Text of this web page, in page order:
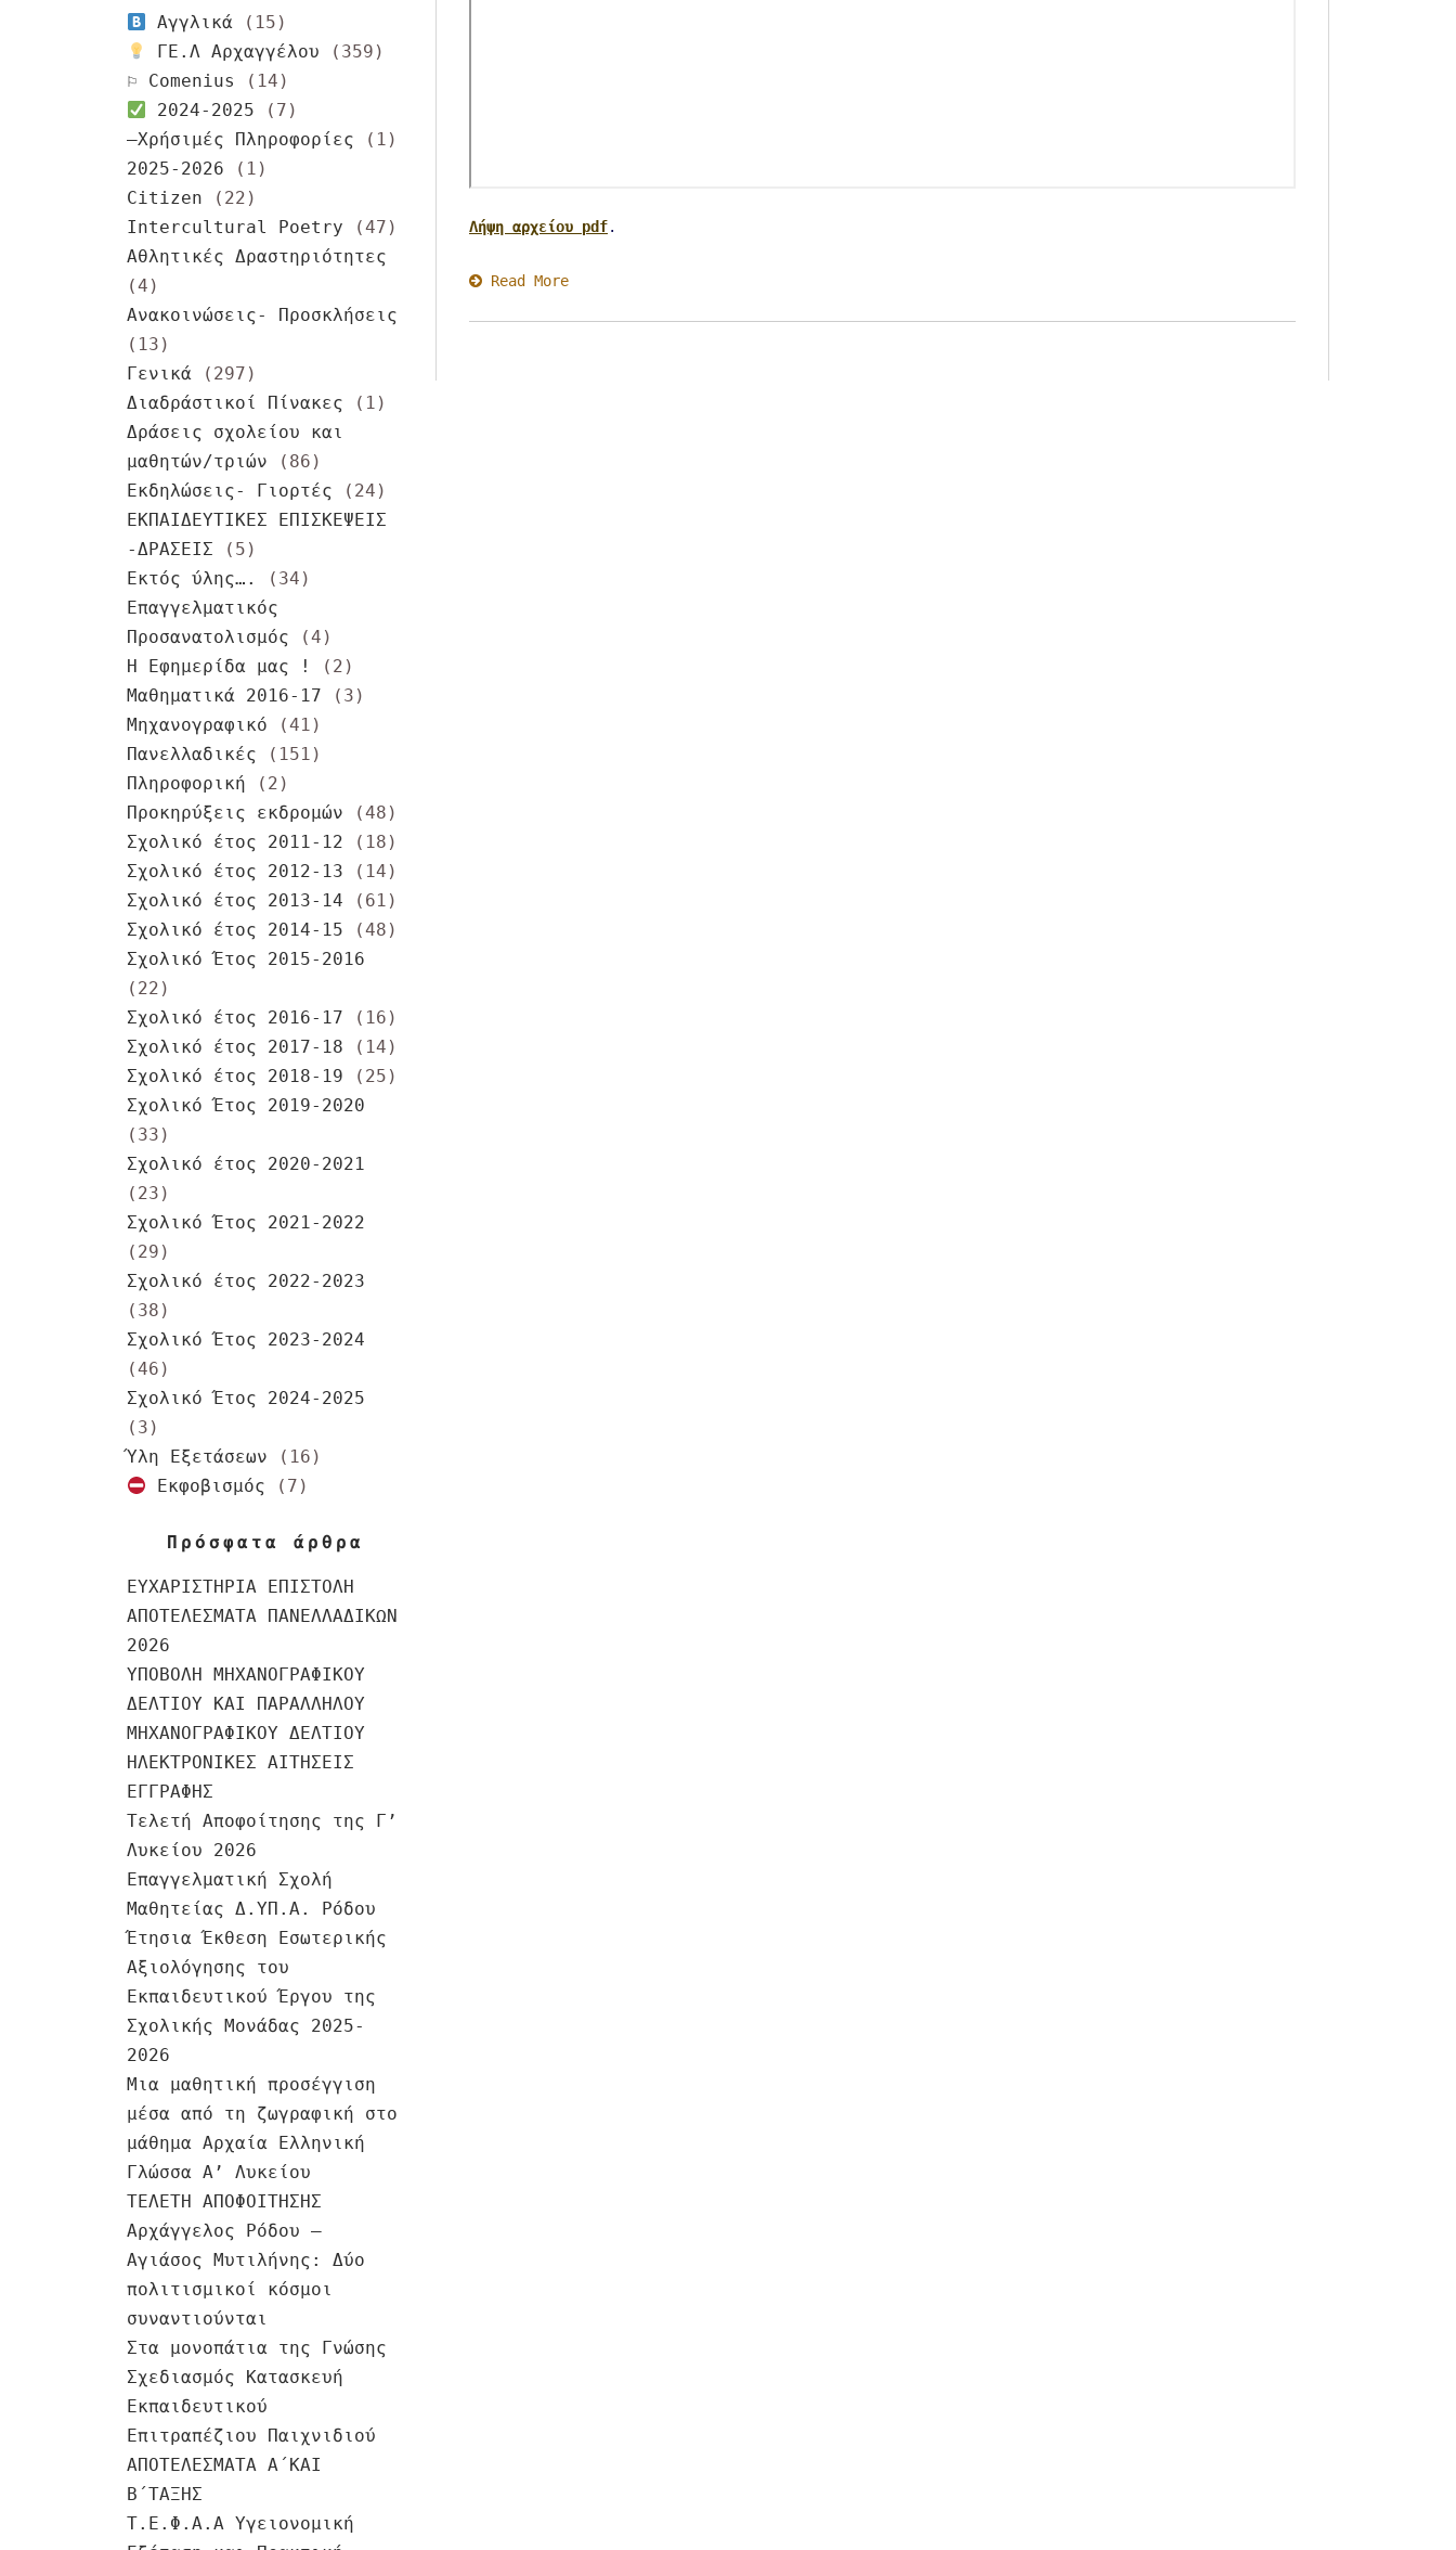
Λήψη αρχείου pdf.
Read More
Αγγλικά (15)
ΓΕ.Λ Αρχαγγέλου (359)
⚐ Comenius
(14)
2024-2025 (7)
–Χρήσιμές Πληροφορίες (1)
2025-2026 (1)
Citizen (22)
Intercultural Poetry (47)
Αθλητικές Δραστηριότητες
(4)
Ανακοινώσεις- Προσκλήσεις
(13)
Γενικά (297)
Διαδράστικοί Πίνακες (1)
Δράσεις σχολείου και
μαθητών/τριών (86)
Εκδηλώσεις- Γιορτές (24)
ΕΚΠΑΙΔΕΥΤΙΚΕΣ ΕΠΙΣΚΕΨΕΙΣ
-ΔΡΑΣΕΙΣ (5)
Εκτός ύλης….
(34)
Επαγγελματικός
Προσανατολισμός (4)
Η Εφημερίδα μας !
(2)
Μαθηματικά 2016-17 (3)
Μηχανογραφικό (41)
Πανελλαδικές (151)
Πληροφορική (2)
Προκηρύξεις εκδρομών (48)
Σχολικό έτος 2011-12 (18)
Σχολικό έτος 2012-13 (14)
Σχολικό έτος 2013-14 (61)
Σχολικό έτος 2014-15 (48)
Σχολικό Έτος 2015-2016
(22)
Σχολικό έτος 2016-17 (16)
Σχολικό έτος 2017-18 (14)
Σχολικό έτος 2018-19 (25)
Σχολικό Έτος 2019-2020
(33)
Σχολικό έτος 2020-2021
(23)
Σχολικό Έτος 2021-2022
(29)
Σχολικό έτος 2022-2023
(38)
Σχολικό Έτος 2023-2024
(46)
Σχολικό Έτος 2024-2025
(3)
Ύλη Εξετάσεων (16)
Εκφοβισμός (7)
Πρόσφατα άρθρα
ΕΥΧΑΡΙΣΤΗΡΙΑ ΕΠΙΣΤΟΛΗ
ΑΠΟΤΕΛΕΣΜΑΤΑ ΠΑΝΕΛΛΑΔΙΚΩΝ
2026
ΥΠΟΒΟΛΗ ΜΗΧΑΝΟΓΡΑΦΙΚΟΥ
ΔΕΛΤΙΟΥ ΚΑΙ ΠΑΡΑΛΛΗΛΟΥ
ΜΗΧΑΝΟΓΡΑΦΙΚΟΥ ΔΕΛΤΙΟΥ
ΗΛΕΚΤΡΟΝΙΚΕΣ ΑΙΤΗΣΕΙΣ
ΕΓΓΡΑΦΗΣ
Τελετή Αποφοίτησης της Γ’
Λυκείου 2026
Επαγγελματική Σχολή
Μαθητείας Δ.ΥΠ.Α. Ρόδου
Έτησια Έκθεση Εσωτερικής
Αξιολόγησης του
Εκπαιδευτικού Έργου της
Σχολικής Μονάδας 2025-
2026
Μια μαθητική προσέγγιση
μέσα από τη ζωγραφική στο
μάθημα Αρχαία Ελληνική
Γλώσσα Α’ Λυκείου
ΤΕΛΕΤΗ ΑΠΟΦΟΙΤΗΣΗΣ
Αρχάγγελος Ρόδου –
Αγιάσος Μυτιλήνης: Δύο
πολιτισμικοί κόσμοι
συναντιούνται
Στα μονοπάτια της Γνώσης
Σχεδιασμός Κατασκευή
Εκπαιδευτικού
Επιτραπέζιου Παιχνιδιού
ΑΠΟΤΕΛΕΣΜΑΤΑ Α΄ΚΑΙ
Β΄ΤΑΞΗΣ
Τ.Ε.Φ.Α.Α Υγειονομική